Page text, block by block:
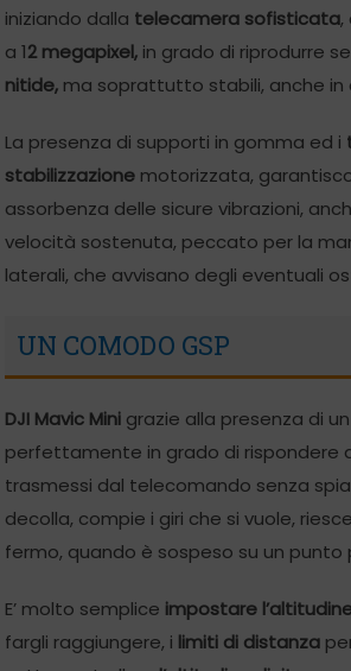
iniziando dalla telecamera sofisticata,
a 12 megapixel, in grado di riprodurre
nitide, ma soprattutto stabili, anche in
La presenza di supporti in gomma ed i
stabilizzazione motorizzata,
assorbenza delle sicure vibrazioni,
velocità sostenuta, peccato per la
laterali, che avvisano degli eventuali
UN COMODO GSP
DJI Mavic Mini grazie alla presenza di un
perfettamente in grado di rispondere
trasmessi dal telecomando senza
decolla, compie i giri che si vuole,
fermo, quando è sospeso su un punto
E’ molto semplice impostare
fargli raggiungere, i limiti di distanza